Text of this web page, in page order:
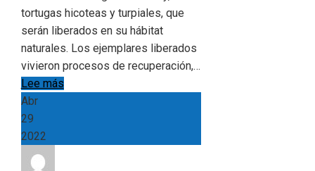
tortugas hicoteas y turpiales, que
serán liberados en su hábitat
naturales. Los ejemplares liberados
vivieron procesos de recuperación,…
Lee más
Abr
29
2022